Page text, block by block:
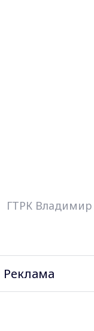
ГТРК Владимир
Реклама